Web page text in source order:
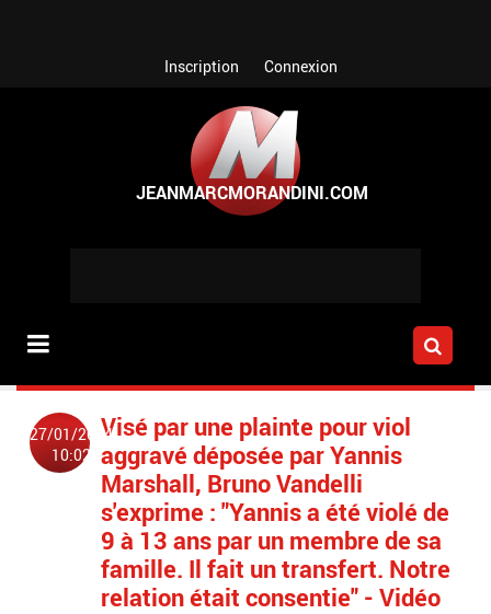
Inscription Connexion
27/01/2024
10:02
Visé par une plainte pour viol
aggravé déposée par Yannis
Marshall, Bruno Vandelli
s'exprime : "Yannis a été violé de
9 à 13 ans par un membre de sa
famille. Il fait un transfert. Notre
relation était consentie" - Vidéo